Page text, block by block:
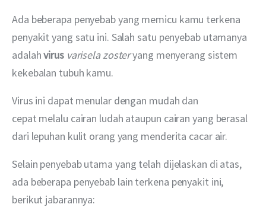
Ada beberapa penyebab yang memicu kamu terkena
penyakit yang satu ini. Salah satu penyebab utamanya
adalah virus varisela zoster yang menyerang sistem
kekebalan tubuh kamu.
Virus ini dapat menular dengan mudah dan
cepat melalu cairan ludah ataupun cairan yang berasal
dari lepuhan kulit orang yang menderita cacar air.
Selain penyebab utama yang telah dijelaskan di atas,
ada beberapa penyebab lain terkena penyakit ini,
berikut jabarannya: